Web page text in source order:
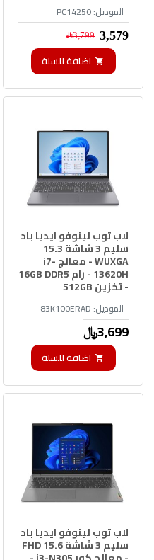
الموديل:PC14250
3,579﷼ 3,799﷼
اضافة للسلة
الموديل: 83K100ERAD
لاب توب لينوفو ايديا باد
سليم 3 شاشة 15.3
WUXGA - معالج i7-
13620H - رام 16GB DDR5
- تخزين 512GB
3,699﷼
اضافة للسلة
لاب توب لينوفو ايديا باد
سليم 3 شاشة 15.6 FHD